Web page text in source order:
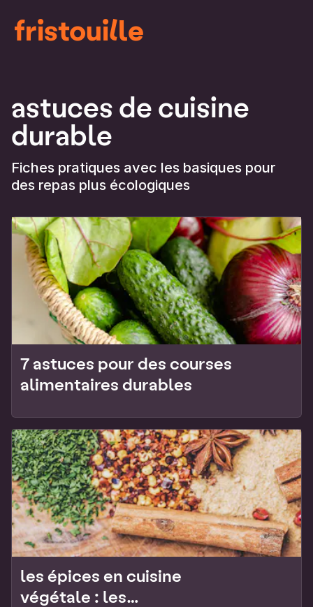
fristouille
astuces de cuisine
durable
Fiches pratiques avec les basiques pour
des repas plus écologiques
7 astuces pour des courses
alimentaires durables
les épices en cuisine
végétale : les